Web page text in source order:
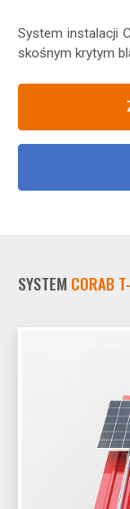
System instalacji
skośnym krytym
SYSTEM CORAB